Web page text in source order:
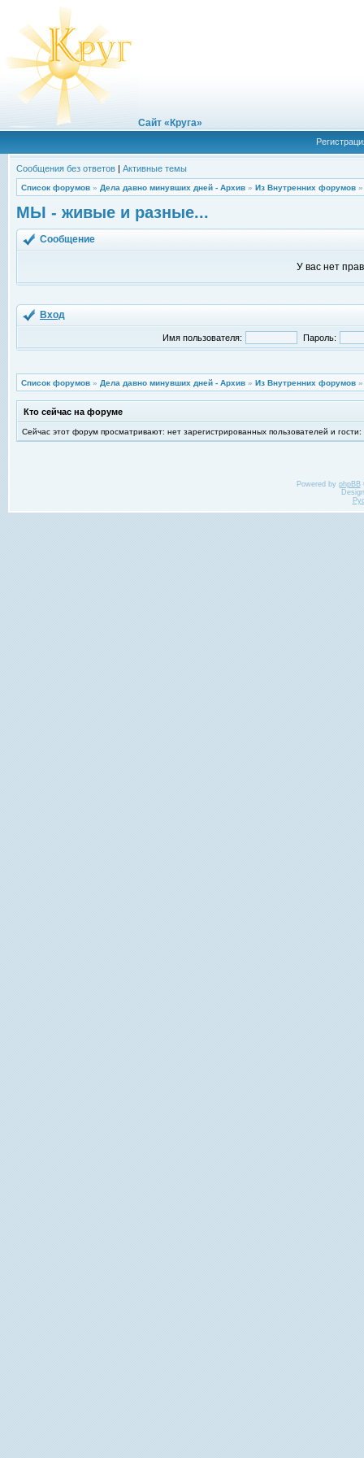
Сайт «Круга»
Сообщения без ответов | Активные темы
Список форумов » Дела давно минувших дней - Архив » Из Внутренних форумов
МЫ - живые и разные...
Сообщение
У вас нет
Вход
Имя пользователя: Пароль:
Список форумов » Дела давно минувших дней - Архив » Из Внутренних форумов
Кто сейчас на форуме
Сейчас этот форум просматривают: нет зарегистрированных пользователей и гости:
Powered by phpBB